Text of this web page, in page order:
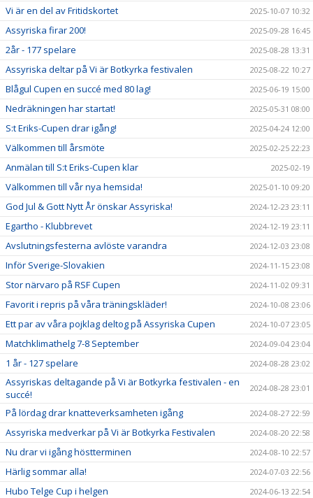
Vi är en del av Fritidskortet 2025-10-07 10:32
Assyriska firar 200! 2025-09-28 16:45
2år - 177 spelare 2025-08-28 13:31
Assyriska deltar på Vi är Botkyrka festivalen 2025-08-22 10:27
Blågul Cupen en succé med 80 lag! 2025-06-19 15:00
Nedräkningen har startat! 2025-05-31 08:00
S:t Eriks-Cupen drar igång! 2025-04-24 12:00
Välkommen till årsmöte 2025-02-25 22:23
Anmälan till S:t Eriks-Cupen klar 2025-02-19
Välkommen till vår nya hemsida! 2025-01-10 09:20
God Jul & Gott Nytt År önskar Assyriska! 2024-12-23 23:11
Egartho - Klubbrevet 2024-12-19 23:11
Avslutningsfesterna avlöste varandra 2024-12-03 23:08
Inför Sverige-Slovakien 2024-11-15 23:08
Stor närvaro på RSF Cupen 2024-11-02 09:31
Favorit i repris på våra träningskläder! 2024-10-08 23:06
Ett par av våra pojklag deltog på Assyriska Cupen 2024-10-07 23:05
Matchklimathelg 7-8 September 2024-09-04 23:04
1 år - 127 spelare 2024-08-28 23:02
Assyriskas deltagande på Vi är Botkyrka festivalen - en
succé!
2024-08-28 23:01
På lördag drar knatteverksamheten igång 2024-08-27 22:59
Assyriska medverkar på Vi är Botkyrka Festivalen 2024-08-20 22:58
Nu drar vi igång höstterminen 2024-08-10 22:57
Härlig sommar alla! 2024-07-03 22:56
Hubo Telge Cup i helgen 2024-06-13 22:54